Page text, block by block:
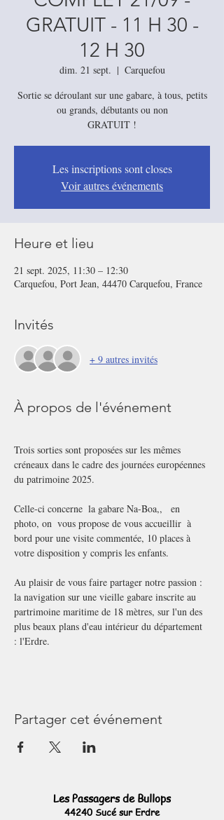
GRATUIT - 11 H 30 -
12 H 30
dim. 21 sept.
  |
Carquefou
Sortie se déroulant sur une gabare, à tous, petits
ou grands, débutants ou non
Les inscriptions sont closes
Voir autres événements
Heure et lieu
21 sept. 2025, 11:30 – 12:30
Carquefou, Port Jean, 44470 Carquefou, France
Invités
+ 9 autres invités
À propos de l'événement
Trois sorties sont proposées sur les mêmes
créneaux dans le cadre des journées européennes
du patrimoine 2025.
Celle-ci concerne  la gabare Na-Boa,,   en
photo, on  vous propose de vous accueillir  à
bord pour une visite commentée, 10 places à
votre disposition y compris les enfants.
Au plaisir de vous faire partager notre passion :
la navigation sur une vieille gabare inscrite au
partrimoine maritime de 18 mètres, sur l'un des
plus beaux plans d'eau intérieur du département
: l'Erdre.
Partager cet événement
Les Passagers de Bullops
44240 Sucé sur Erdre